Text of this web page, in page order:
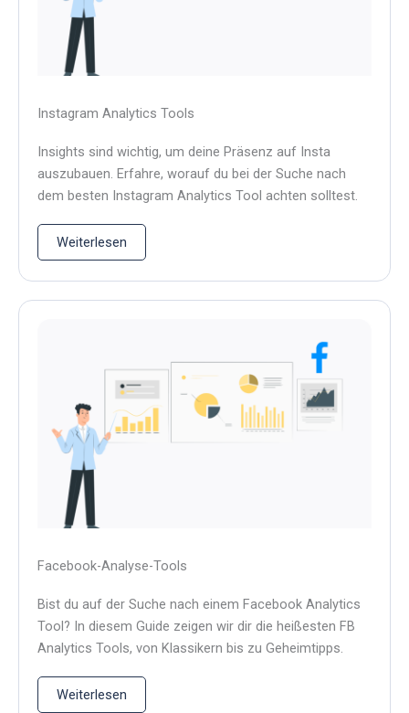
Instagram Analytics Tools
Insights sind wichtig, um deine Präsenz auf Insta
auszubauen. Erfahre, worauf du bei der Suche nach
dem besten Instagram Analytics Tool achten solltest.
Weiterlesen
Facebook-Analyse-Tools
Bist du auf der Suche nach einem Facebook Analytics
Tool? In diesem Guide zeigen wir dir die heißesten FB
Analytics Tools, von Klassikern bis zu Geheimtipps.
Weiterlesen